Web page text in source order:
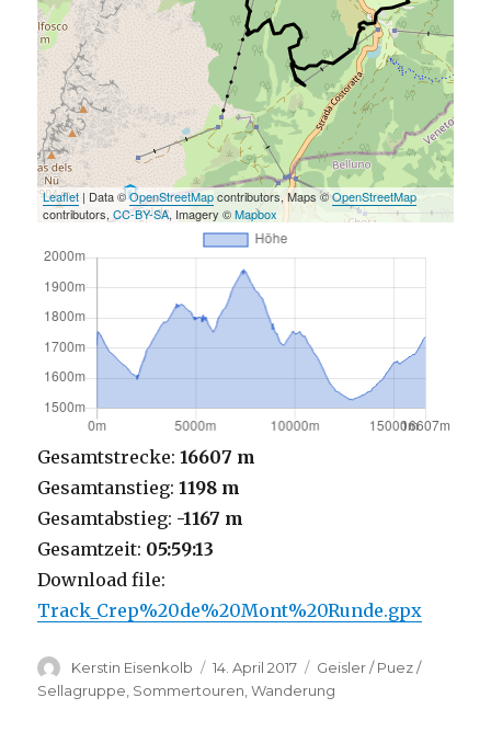
Leaflet | Data ©OpenStreetMapcontributors, Maps ©OpenStreetMap
contributors,CC-BY-SA, Imagery ©Mapbox
Gesamtstrecke: 16607 m
Gesamtanstieg: 1198 m
Gesamtabstieg: -1167 m
Gesamtzeit: 05:59:13
Download file:
Track_Crep%20de%20Mont%20Runde.gpx
Autor
Kerstin Eisenkolb
Veröffentlicht
am
14. April 2017 Kategorien
Geisler / Puez /
Sellagruppe, Sommertouren,Wanderung